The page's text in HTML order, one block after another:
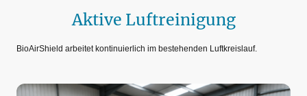
Aktive Luftreinigung
BioAirShield arbeitet kontinuierlich im bestehenden Luftkreislauf.